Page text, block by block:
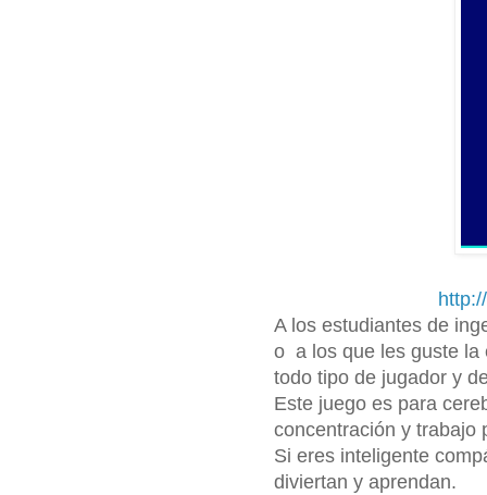
A los estudiantes de
o a los que les guste la
todo tipo de jugador y
Este juego es para
concentración y trabajo
Si eres inteligente
diviertan y aprendan.